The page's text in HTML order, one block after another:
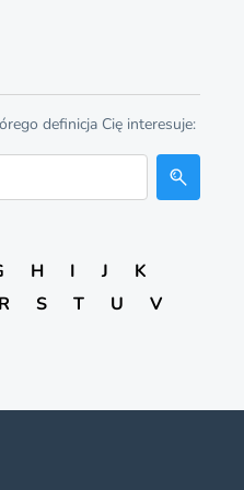
definicja Cię interesuje:
H I J
K
R S T U
V